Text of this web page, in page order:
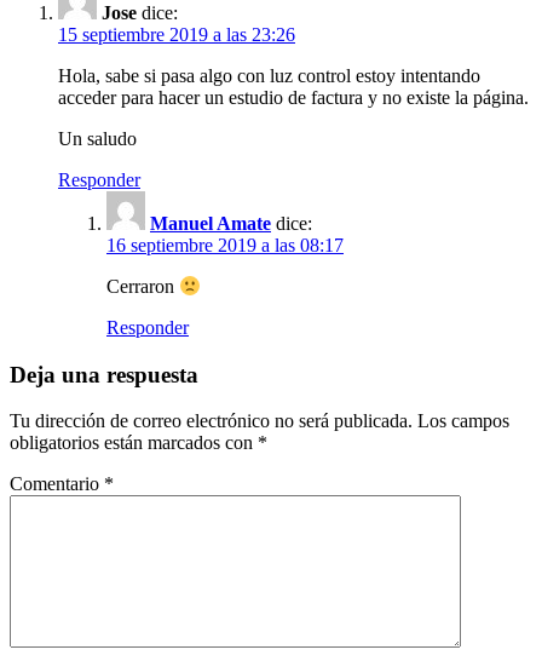
Jose dice:
15 septiembre 2019 a las 23:26
Hola, sabe si pasa algo con luz control estoy intentando
acceder para hacer un estudio de factura y no existe la página.
Un saludo
Responder
Manuel Amate dice:
16 septiembre 2019 a las 08:17
Cerraron
Responder
Deja una respuesta
Tu dirección de correo electrónico no será publicada. Los campos
obligatorios están marcados con *
Comentario *